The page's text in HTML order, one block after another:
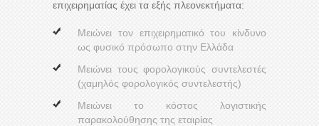
επιχειρηματίας έχει τα εξής πλεονεκτήματα:
Μειώνει τον επιχειρηματικό του κίνδυνο
ως φυσικό πρόσωπο στην Ελλάδα
Μειώνει τους φορολογικούς συντελεστές
(χαμηλός φορολογικός συντελεστής)
Μειώνει το κόστος λογιστικής
παρακολούθησης της εταιρίας